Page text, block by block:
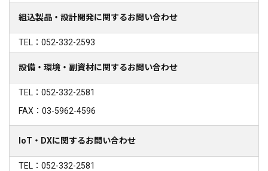
組込製品・設計開発に関するお問い合わせ
TEL：052-332-2593
設備・環境・副資材に関するお問い合わせ
TEL：052-332-2581
FAX：03-5962-4596
IoT・DXに関するお問い合わせ
TEL：052-332-2581